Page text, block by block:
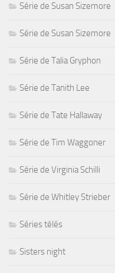
Série de Susan Sizemore
Série de Susan Sizemore
Série de Talia Gryphon
Série de Tanith Lee
Série de Tate Hallaway
Série de Tim Waggoner
Série de Virginia Schilli
Série de Whitley Strieber
Séries télés
Sisters night